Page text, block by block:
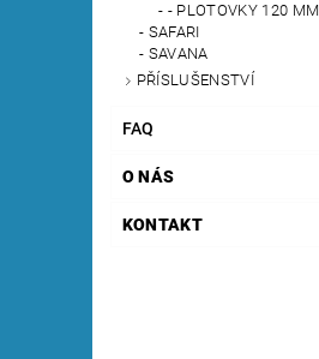
- PLOTOVKY 120 MM
SAFARI
SAVANA
PŘÍSLUŠENSTVÍ
FAQ
O NÁS
KONTAKT